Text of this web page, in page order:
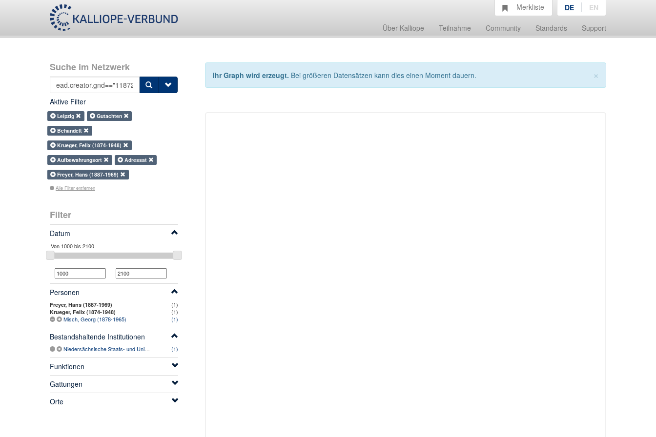
Über Kalliope Teilnahme Community Standards Support
Merkliste DE EN
Suche im Netzwerk
Aktive Filter
Leipzig
Gutachten
Behandelt
Krueger, Felix (1874-1948)
Aufbewahrungsort
Adressat
Freyer, Hans (1887-1969)
Alle Filter entfernen
Filter
Datum
Personen
Freyer, Hans (1887-1969) (1)
Krueger, Felix (1874-1948)
(1)
Misch, Georg (1878-1965)
(1)
Bestandshaltende Institutionen
Niedersächsische Staats- und Universitätsbibliothek Göttingen (1)
Funktionen
Gattungen
Orte
×
Ihr Graph wird erzeugt. Bei größeren Datensätzen kann dies einen Moment dauern.